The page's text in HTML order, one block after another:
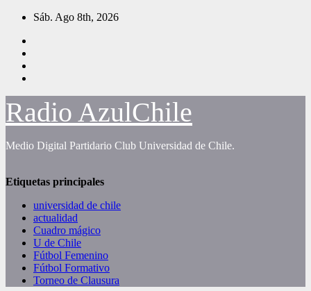
Saltar
contenido
Sáb. Ago 8th, 2026
Radio AzulChile
Medio Digital Partidario Club Universidad de Chile.
Etiquetas principales
universidad de chile
actualidad
Cuadro mágico
U de Chile
Fútbol Femenino
Fútbol Formativo
Torneo de Clausura